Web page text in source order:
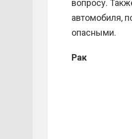
вопросу.
автомобиля,
опасными.
Рак